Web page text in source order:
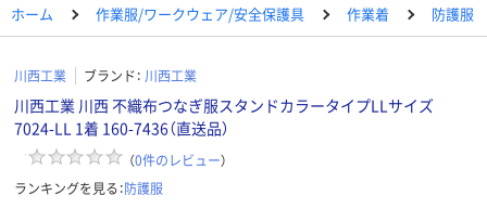
ホーム 作業服/ワークウェア/安全保護具 作業着 防護服
川西工業 ブランド： 川西工業
川西工業 川西 不織布つなぎ服スタンドカラータイプLLサイズ
7024-LL 1着 160-7436（直送品）
（0件のレビュー）
ランキングを見る：防護服